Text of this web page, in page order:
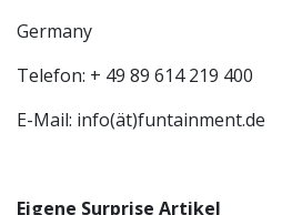
Germany
Telefon: + 49 89 614 219 400
E-Mail: info(ät)funtainment.de
Eigene Surprise Artikel